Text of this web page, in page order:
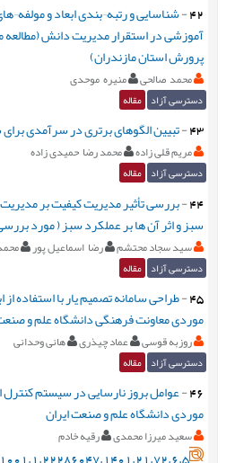
42
-شناسایی و رتبه¬بندی ابعاد و
آموزشی در استقرار مدیریت دانش
پرورش استان مازندران)
محمد صالحی منیره موحدی
دسترسی آزاد مقاله
43
-تبیین الگوهای برتری در سرآمدی
مریم قلی زاده محمد رضا حمیدی زاده
دسترسی آزاد مقاله
44
-بررسی تأثیر مدیریت کیفیت بر مدیریت
سبز و اثر آن ها بر عملکرد سبز ( مورد
سید سجاد محتشم رضا اسماعیل پور
دسترسی آزاد مقاله
45
-طراحی سامانه تصمیم یار با استفاده از
موردی معاونت فرهنگی دانشگاه علم و
روزبه قوسی عماد چیذری هانی وحدانی
دسترسی آزاد مقاله
46
-عوامل بروز نارسایی در سیستم کنترل
موردی دانشگاه علم و صنعت ایران
سعید میرزا محمدی رقیه خادم